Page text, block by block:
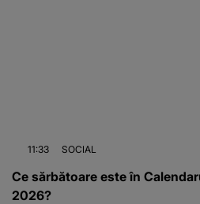
11:33 SOCIAL
Ce sărbătoare este în
2026?